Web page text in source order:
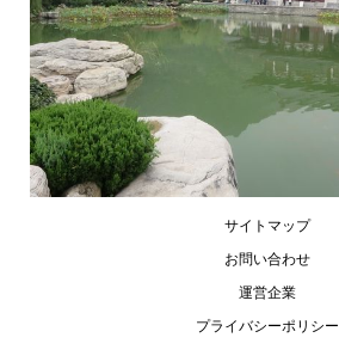
サイトマップ
お問い合わせ
運営企業
プライバシーポリシー